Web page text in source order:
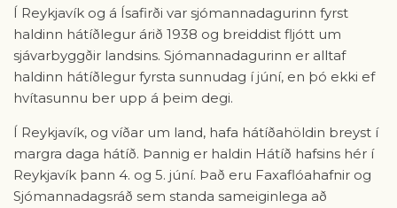
Í Reykjavík og á Ísafirði var sjómannadagurinn fyrst
haldinn hátíðlegur árið 1938 og breiddist fljótt um
sjávarbyggðir landsins. Sjómannadagurinn er alltaf
haldinn hátíðlegur fyrsta sunnudag í júní, en þó ekki ef
hvítasunnu ber upp á þeim degi.
Í Reykjavík, og víðar um land, hafa hátíðahöldin breyst í
margra daga hátíð. Þannig er haldin Hátíð hafsins hér í
Reykjavík þann 4. og 5. júní. Það eru Faxaflóahafnir og
Sjómannadagsráð sem standa sameiginlega að